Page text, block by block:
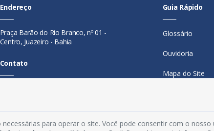
Endereço
Praça Barão do Rio Branco, nº 01 -
Centro, Juazeiro - Bahia
Contato
Horário De Funcionamento
Guia Rápido
Glossário
Ouvidoria
Mapa do Site
Manual de
para operar o site. Você pode consentir com o nosso